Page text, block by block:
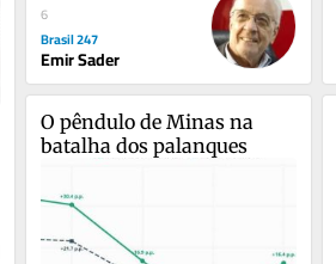
6
Brasil 247
Emir Sader
O pêndulo de Minas na
batalha dos palanques